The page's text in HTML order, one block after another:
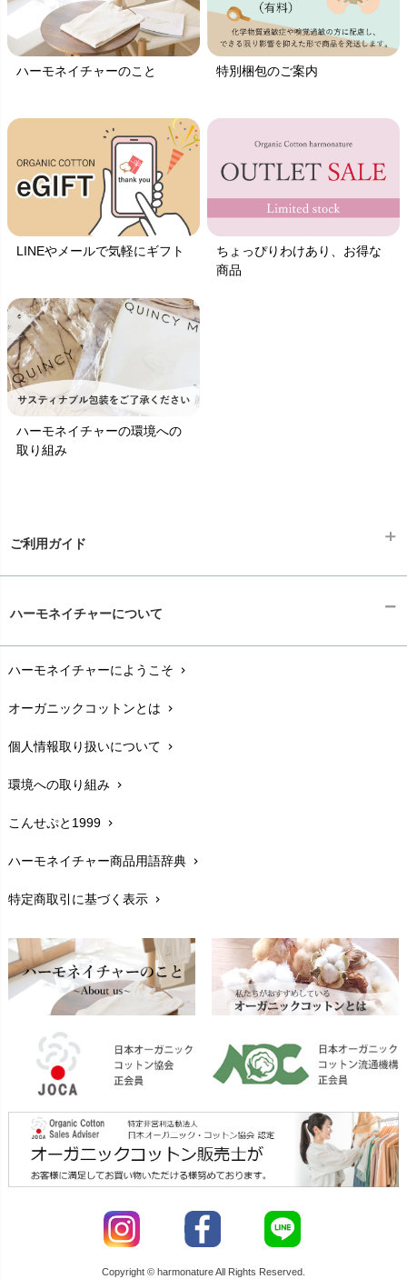
ハーモネイチャーのこと 特別梱包のご案内
LINEやメールで気軽にギフト
ちょっぴりわけあり、お得な
商品
ハーモネイチャーの環境への
取り組み
ご利用ガイド
配送と送料chevron_right
在庫状況と発送予定chevron_right
サイズ・寸法chevron_right
生地・素材chevron_right
お手入れについて
レビューを書こうchevron_right
返品交換chevron_right
FAXでのご注文
お問い合わせchevron_right
ハーモネイチャーについて
ハーモネイチャーにようこそ chevron_right
オーガニックコットンとは chevron_right
個人情報取り扱いについて chevron_right
環境への取り組み chevron_right
こんせぷと1999 chevron_right
ハーモネイチャー商品用語辞典 chevron_right
特定商取引に基づく表示 chevron_right
Copyright © harmonature All Rights Reserved.